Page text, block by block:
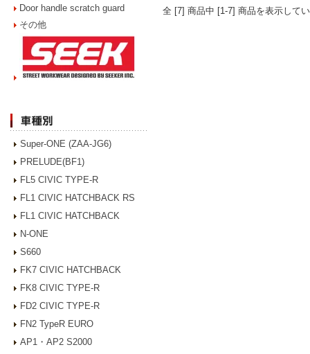
Door handle scratch guard
その他
Super-ONE (ZAA-JG6)
PRELUDE(BF1)
FL5 CIVIC TYPE-R
FL1 CIVIC HATCHBACK RS
FL1 CIVIC HATCHBACK
N-ONE
S660
FK7 CIVIC HATCHBACK
FK8 CIVIC TYPE-R
FD2 CIVIC TYPE-R
FN2 TypeR EURO
AP1・AP2 S2000
全 [7] 商品中 [1-7] 商品を表示して